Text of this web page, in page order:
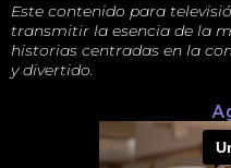
Este contenido para
transmitir la esencia de la
historias centradas en la
y divertido.